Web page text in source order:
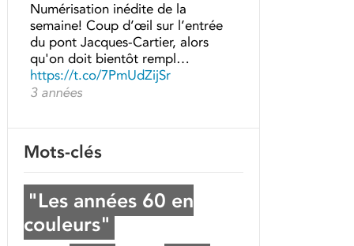
Numérisation inédite de la
semaine! Coup d’œil sur l’entrée
du pont Jacques-Cartier, alors
qu'on doit bientôt rempl…
https://t.co/7PmUdZijSr
3 années
Mots-clés
"Les années 60 en
couleurs"